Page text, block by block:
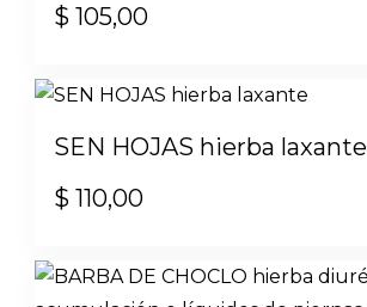
$ 105,00
SEN HOJAS hierba laxante
$ 110,00